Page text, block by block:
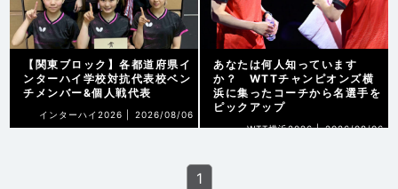
【関東ブロック】各都道府県イ
ンターハイ学校対抗代表校ベン
チメンバー&個人戦代表
インターハイ2026 | 2026/08/06
あなたは何人知っています
か？ WTTチャンピオンズ横
浜に集ったコーチから名選手を
ピックアップ
WTT横浜2026 | 2026/08/06
1